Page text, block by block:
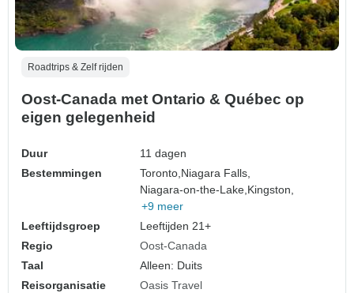
Roadtrips & Zelf rijden
Oost-Canada met Ontario & Québec op
eigen gelegenheid
Duur
11 dagen
Bestemmingen
Toronto,Niagara Falls,
Niagara-on-the-Lake,Kingston,
+9 meer
Leeftijdsgroep
Leeftijden 21+
Regio
Oost-Canada
Taal
Alleen: Duits
Reisorganisatie
Oasis Travel